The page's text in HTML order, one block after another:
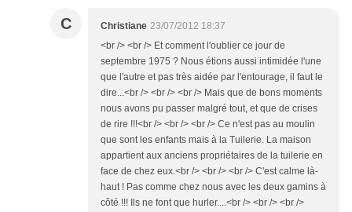
C Christiane 23/07/2012 18:37
<br /> <br /> Et comment l'oublier ce jour de
septembre 1975 ? Nous étions aussi intimidée l'une
que l'autre et pas très aidée par l'entourage, il faut le
dire...<br /> <br /> <br /> Mais que de bons moments
nous avons pu passer malgré tout, et que de crises
de rire !!!<br /> <br /> <br /> Ce n'est pas au moulin
que sont les enfants mais à la Tuilerie. La maison
appartient aux anciens propriétaires de la tuilerie en
face de chez eux.<br /> <br /> <br /> C'est calme là-
haut ! Pas comme chez nous avec les deux gamins à
côté !!! Ils ne font que hurler....<br /> <br /> <br />